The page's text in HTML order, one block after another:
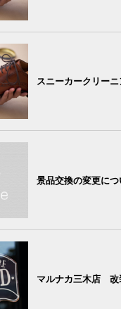
スニーカークリー
景品交換の変更につ
マルナカ三木店 改